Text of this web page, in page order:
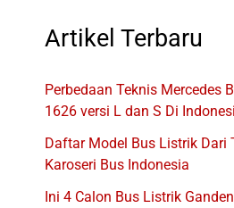
Artikel Terbaru
Perbedaan Teknis Mercedes
1626 versi L dan S Di
Daftar Model Bus Listrik Dari
Karoseri Bus Indonesia
Ini 4 Calon Bus Listrik